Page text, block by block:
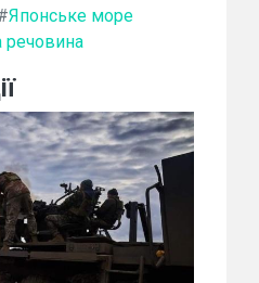
Японське море